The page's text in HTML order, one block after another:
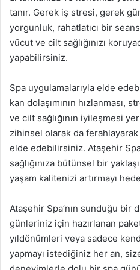
tanır. Gerek iş stresi, gerek
yorgunluk, rahatlatıcı bir
vücut ve cilt sağlığınızı
yapabilirsiniz.
Spa uygulamalarıyla elde
kan dolaşımının hızlanması,
ve cilt sağlığının iyileşmesi
zihinsel olarak da
elde edebilirsiniz. Ataşehir
sağlığınıza bütünsel bir
yaşam kalitenizi artırmayı
Ataşehir Spa’nın sunduğu bir
günleriniz için hazırlanan
yıldönümleri veya sadece
yapmayı istediğiniz her an,